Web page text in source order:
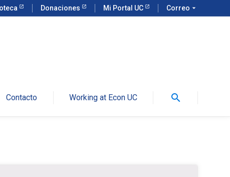
Donaciones Mi Portal UC Correo arrow_drop_down
Contacto Working at Econ UC search